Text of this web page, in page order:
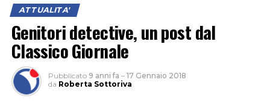
ATTUALITA'
Genitori detective, un post dal
Classico Giornale
Pubblicato 9 anni fa – 17 Gennaio 2018
da Roberta Sottoriva